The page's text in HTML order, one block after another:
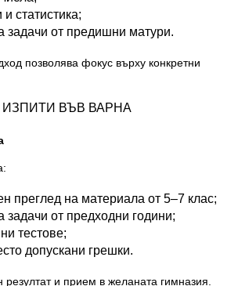
статистика;
задачи от предишни матури.
позволява фокус върху конкретни
ИЗПИТИ ВЪВ ВАРНА
преглед на материала от 5–7 клас;
задачи от предходни години;
тестове;
допускани грешки.
и прием в желаната гимназия.